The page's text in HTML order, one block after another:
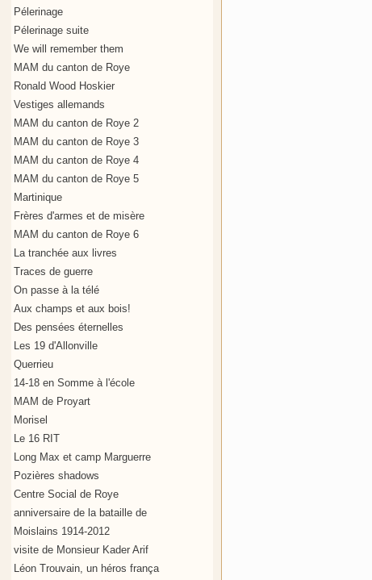
Pélerinage
Pélerinage suite
We will remember them
MAM du canton de Roye
Ronald Wood Hoskier
Vestiges allemands
MAM du canton de Roye 2
MAM du canton de Roye 3
MAM du canton de Roye 4
MAM du canton de Roye 5
Martinique
Frères d'armes et de misère
MAM du canton de Roye 6
La tranchée aux livres
Traces de guerre
On passe à la télé
Aux champs et aux bois!
Des pensées éternelles
Les 19 d'Allonville
Querrieu
14-18 en Somme à l'école
MAM de Proyart
Morisel
Le 16 RIT
Long Max et camp Marguerre
Pozières shadows
Centre Social de Roye
anniversaire de la bataille de
Moislains 1914-2012
visite de Monsieur Kader Arif
Léon Trouvain, un héros frança